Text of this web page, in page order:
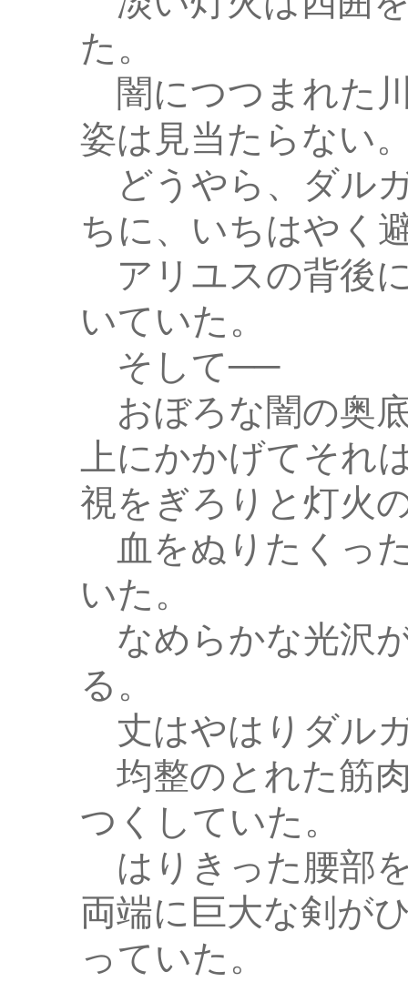
た。
闇につつまれた
姿は見当たらない
どうやら、ダル
ちに、いちはやく
アリユスの背後
いていた。
そして──
おぼろな闇の奥
上にかかげてそれ
視をぎろりと灯火
血をぬりたくっ
いた。
なめらかな光沢
る。
丈はやはりダル
均整のとれた筋
つくしていた。
はりきった腰部
両端に巨大な剣が
っていた。